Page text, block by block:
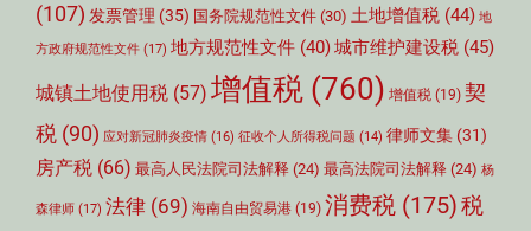
(107) 发票管理 (35) 国务院规范性文件 (30) 土地增值税 (44) 地
方政府规范性文件 (17) 地方规范性文件 (40)城市维护建设税 (45)
城镇土地使用税 (57) 增值税 (760) 增值税 (19) 契
税 (90) 应对新冠肺炎疫情 (16) 征收个人所得税问题 (14) 律师文集 (31)
房产税 (66) 最高人民法院司法解释 (24) 最高法院司法解释 (24) 杨
森律师 (17) 法律 (69) 海南自由贸易港 (19) 消费税 (175)税